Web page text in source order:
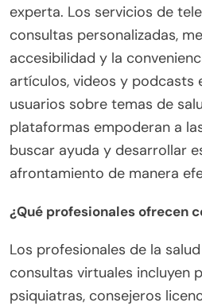
experta. Los servicios de
consultas personalizadas,
accesibilidad y la
artículos, videos y podcasts
usuarios sobre temas de
plataformas empoderan a
buscar ayuda y desarrollar
afrontamiento de manera
¿Qué profesionales ofrecen
Los profesionales de la
consultas virtuales incluyen
psiquiatras, consejeros